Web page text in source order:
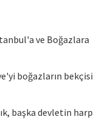
ve Boğazlara
boğazların bekçisi
başka devletin harp